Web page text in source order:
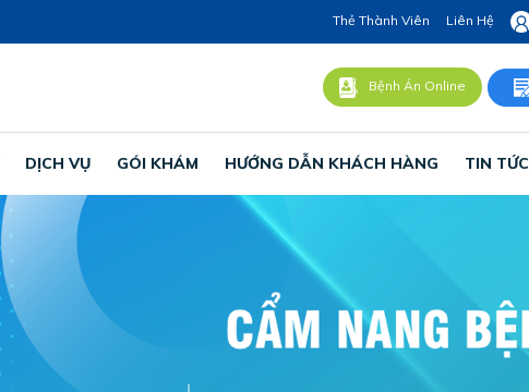
Thẻ Thành Viên Liên Hệ
Bệnh Án Online
DỊCH VỤ GÓI KHÁM HƯỚNG DẪN KHÁCH HÀNG TIN TỨC